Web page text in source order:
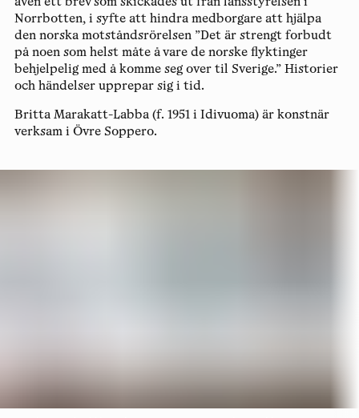
även ett brev som skickades ut från länsstyrelsen i
Norrbotten, i syfte att hindra medborgare att hjälpa
den norska motståndsrörelsen ”Det är strengt forbudt
på noen som helst måte å vare de norske flyktinger
behjelpelig med å komme seg over til Sverige.” Historier
och händelser upprepar sig i tid.
Britta Marakatt-Labba(f. 1951 i Idivuoma) är konstnär
verksam i Övre Soppero.